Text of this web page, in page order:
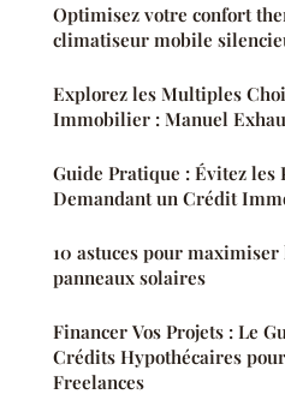
Optimisez votre confort
climatiseur mobile
Explorez les Multiples
Immobilier : Manuel
Guide Pratique : Évitez les
Demandant un Crédit
10 astuces pour
panneaux solaires
Financer Vos Projets : Le
Crédits Hypothécaires
Freelances